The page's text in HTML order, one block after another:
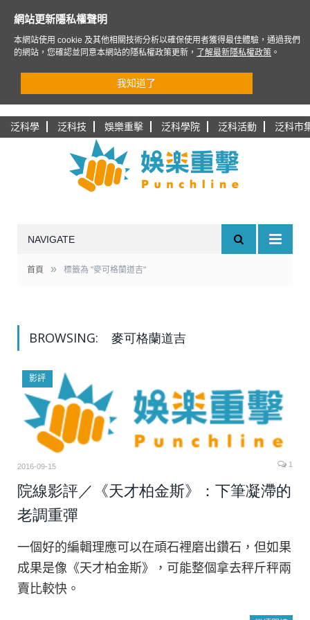
泛科學 泛科技 娛樂重擊 泛科學院 泛科活動 泛科市
NAVIGATE
首頁 » 標籤為 "麥可格蘭道吉"
BROWSING: 麥可格蘭道吉
影評
2016-09-15 1
院線影評／《天才柏金斯》：下筆凝滯的
老調重彈
一個好的編輯理應可以在頑石裡磨出鑽石，但如果
成果是像《天才柏金斯》，可能整個拿去秤斤秤兩
賣比較快。
網站更新隱私權聲明
本網站使用 cookie 及其他相關技術分析以確保使用者獲得最佳體驗，通過我們
的網站，您確認並同意本網站的隱私權政策更新，
了解最新隱私權政策 。
我知道了